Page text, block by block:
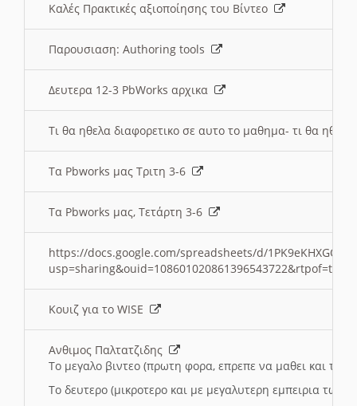
Καλές Πρακτικές αξιοποίησης του Βίντεο
Παρουσιαση: Authoring tools
Δευτερα 12-3 PbWorks αρχικα
Τι θα ηθελα διαφορετικο σε αυτο το μαθημα- τι θα
Τα Pbworks μας Τριτη 3-6
Τα Pbworks μας, Τετάρτη 3-6
https://docs.google.com/spreadsheets/d/
Κουιζ για το WISE
Ανθιμος Παλτατζιδης
Το μεγαλο βιντεο (πρωτη φορα, επρεπε να μαθει και το
Το δευτερο (μικροτερο και με μεγαλυτερη εμπειρια